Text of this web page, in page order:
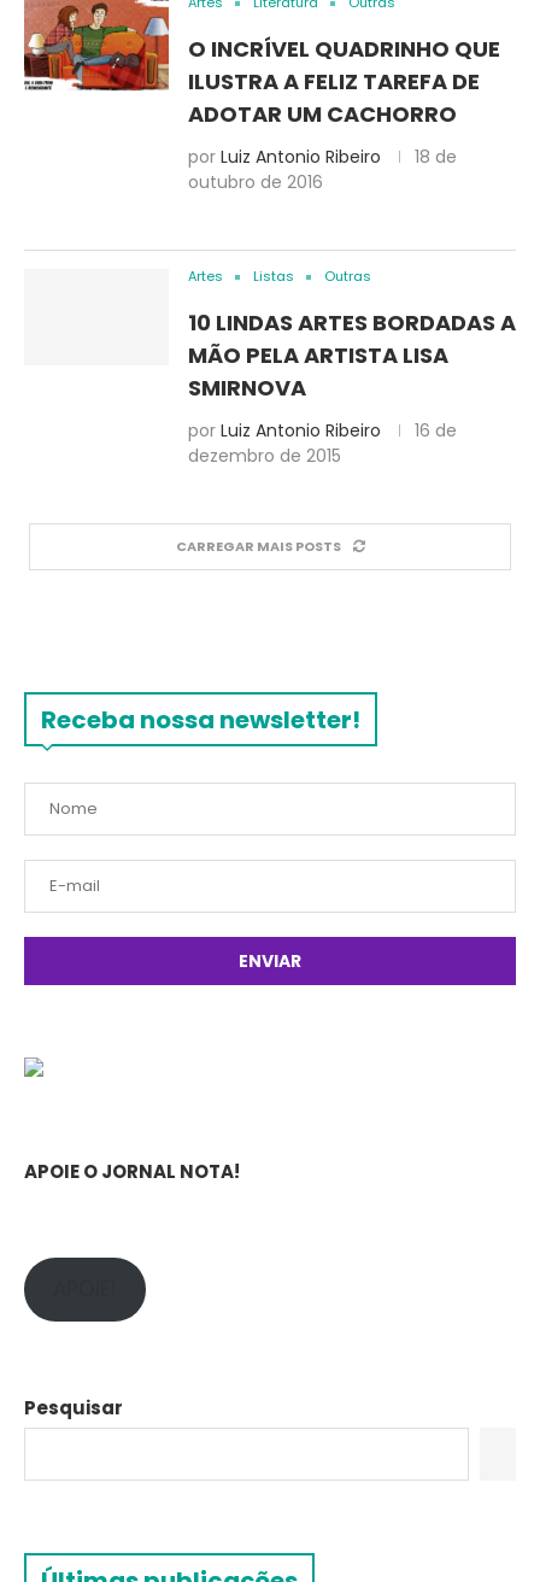
O INCRÍVEL QUADRINHO QUE
ILUSTRA A FELIZ TAREFA DE
ADOTAR UM CACHORRO
por Luiz Antonio Ribeiro
18 de
outubro de 2016
Artes Listas Outras
10 LINDAS ARTES BORDADAS A
MÃO PELA ARTISTA LISA
SMIRNOVA
por Luiz Antonio Ribeiro
16 de
dezembro de 2015
CARREGAR MAIS POSTS
Receba nossa newsletter!
APOIE O JORNAL NOTA!
Pesquisar